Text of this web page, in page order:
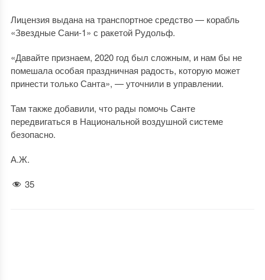
Лицензия выдана на транспортное средство — корабль
«Звездные Сани-1» с ракетой Рудольф.
«Давайте признаем, 2020 год был сложным, и нам бы не
помешала особая праздничная радость, которую может
принести только Санта», — уточнили в управлении.
Там также добавили, что рады помочь Санте
передвигаться в Национальной воздушной системе
безопасно.
А.Ж.
35